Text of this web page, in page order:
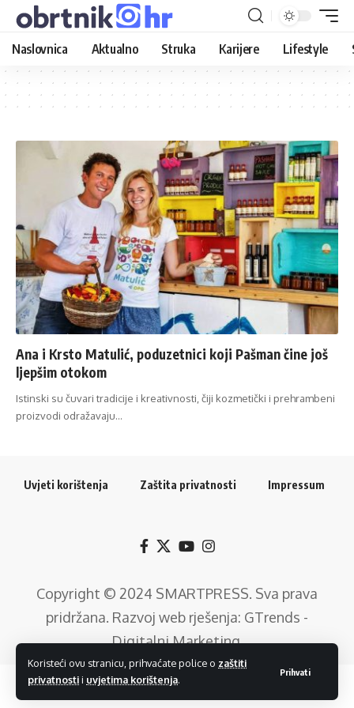
Koristeći ovu stranicu, prihvaćate police o zaštiti
privatnostii uvjetima korištenja.
Prihvati
Naslovnica Aktualno Struka Karijere Lifestyle
Ana i Krsto Matulić, poduzetnici koji Pašman čine još
ljepšim otokom
Istinski su čuvari tradicije i kreativnosti, čiji kozmetički i prehrambeni
proizvodi odražavaju…
Uvjeti korištenja Zaštita privatnosti Impressum
Copyright © 2024 SMARTPRESS. Sva prava
pridržana. Razvoj web rješenja: GTrends -
Digitalni Marketing.